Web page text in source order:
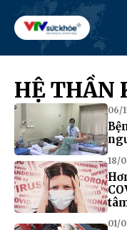
HỆ THẦN
06/
18/
01/